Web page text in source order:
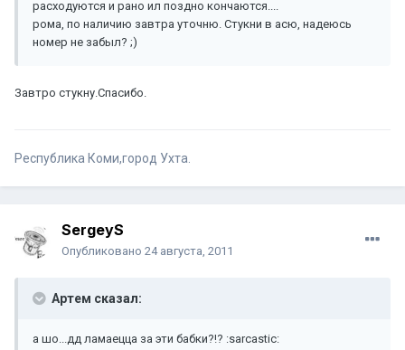
расходуются и рано ил поздно кончаются....
рома, по наличию завтра уточню. Стукни в асю, надеюсь
номер не забыл? ;)
Завтро стукну.Спасибо.
Республика Коми,город Ухта.
SergeyS
Опубликовано 24 августа, 2011
Артем сказал:
а шо...дд ламаецца за эти бабки?!? :sarcastic: